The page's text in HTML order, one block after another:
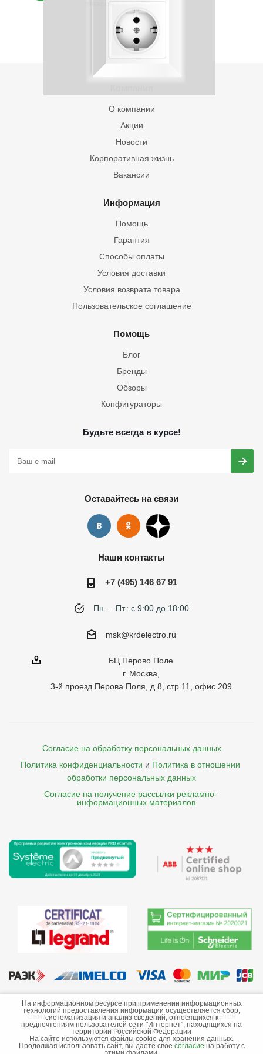
товаров
О компании
Акции
Новости
Корпоративная жизнь
Вакансии
Информация
Помощь
Гарантия
Способы оплаты
Условия доставки
Условия возврата товара
Пользовательское соглашение
Помощь
Блог
Бренды
Обзоры
Конфигураторы
Будьте всегда в курсе!
Оставайтесь на связи
Наши контакты
+7 (495) 146 67 91
Пн. – Пт.: с 9:00 до 18:00
msk@krdelectro.ru
БЦ Перово Поле
г. Москва,
3-й проезд Перова Поля, д.8, стр.11, офис 209
Согласие на обработку персональных данных
Политика конфиденциальности и Политика в отношении
обработки персональных данных
Согласие на получение рассылки рекламно-
    информационных материалов
©2013-2026 ООО «Краснодарэлектро»
Сайт носит информационный характер и не является
публичной офертой.
Стоимость товаров и их наличие не гарантируются.
На информационном ресурсе при применении информационных
технологий предоставления информации осуществляется сбор,
систематизация и анализ сведений, относящихся к
предпочтениям пользователей сети "Интернет", находящихся на
территории Российской Федерации
На сайте используются файлы cookie для хранения данных.
Продолжая использовать сайт, вы даете свое согласие на работу с